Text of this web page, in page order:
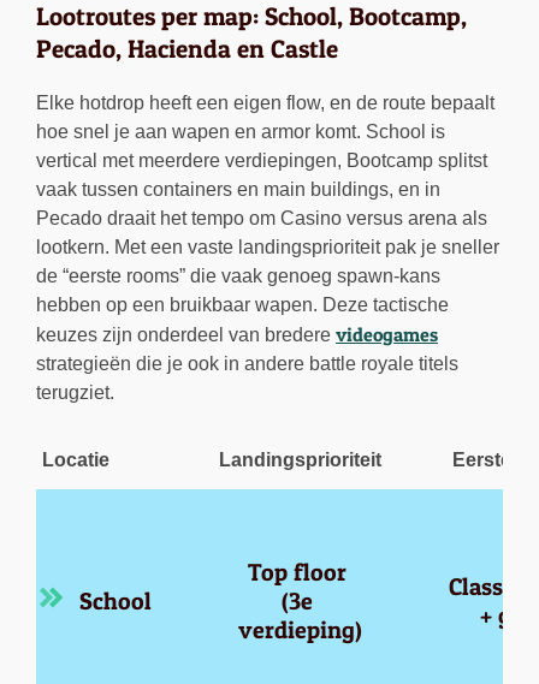
Lootroutes per map: School, Bootcamp,
Pecado, Hacienda en Castle
Elke hotdrop heeft een eigen flow, en de route bepaalt
hoe snel je aan wapen en armor komt. School is
vertical met meerdere verdiepingen, Bootcamp splitst
vaak tussen containers en main buildings, en in
Pecado draait het tempo om Casino versus arena als
lootkern. Met een vaste landingsprioriteit pak je sneller
de “eerste rooms” die vaak genoeg spawn-kans
hebben op een bruikbaar wapen. Deze tactische
keuzes zijn onderdeel van bredere videogames
strategieën die je ook in andere battle royale titels
terugziet.
Locatie Landingsprioriteit Eerste
School
Top floor
(3e
verdieping)
+